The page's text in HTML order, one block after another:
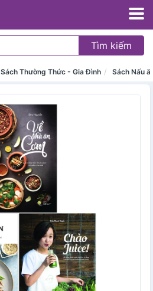
Tìm kiếm
Sách Thường Thức - Gia Đình Sách Nấu